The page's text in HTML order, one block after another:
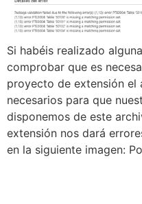
Si habéis realizado
comprobar que es
proyecto de extensión el
necesarios para que
disponemos de este
extensión nos dará
en la siguiente imagen: